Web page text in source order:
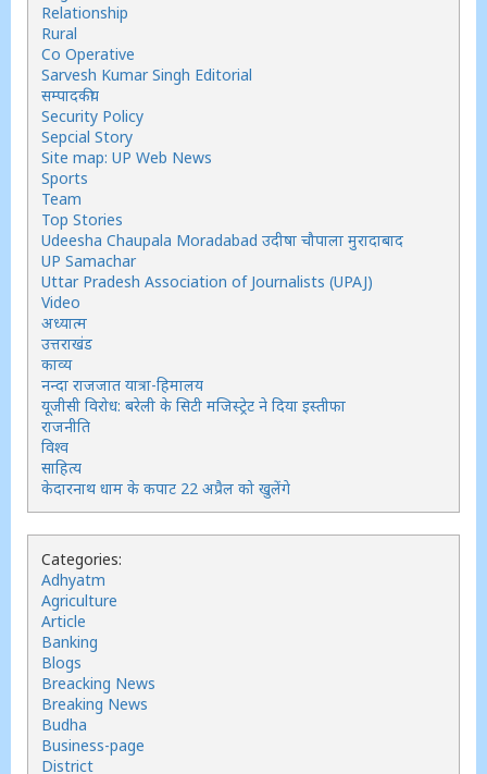
Relationship
Rural
Co Operative
Sarvesh Kumar Singh Editorial
सम्पादकीय
Security Policy
Sepcial Story
Site map: UP Web News
Sports
Team
Top Stories
Udeesha Chaupala Moradabad उदीषा चौपाला मुरादाबाद
UP Samachar
Uttar Pradesh Association of Journalists (UPAJ)
Video
अध्यात्म
उत्तराखंड
काव्य
नन्दा राजजात यात्रा-हिमालय
यूजीसी विरोध: बरेली के सिटी मजिस्ट्रेट ने दिया इस्तीफा
राजनीति
विश्व
साहित्य
केदारनाथ धाम के कपाट 22 अप्रैल को खुलेंगे
Categories:
Adhyatm
Agriculture
Article
Banking
Blogs
Breacking News
Breaking News
Budha
Business-page
District